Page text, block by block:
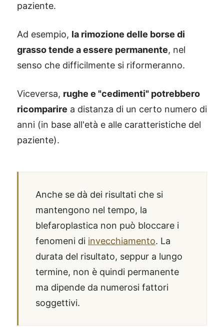
paziente.
Ad esempio, la rimozione delle borse di
grasso tende a essere permanente, nel
senso che difficilmente si riformeranno.
Viceversa, rughe e "cedimenti" potrebbero
ricomparire a distanza di un certo numero di
anni (in base all'età e alle caratteristiche del
paziente).
Anche se dà dei risultati che si
mantengono nel tempo, la
blefaroplastica non può bloccare i
fenomeni di invecchiamento. La
durata del risultato, seppur a lungo
termine, non è quindi permanente
ma dipende da numerosi fattori
soggettivi.